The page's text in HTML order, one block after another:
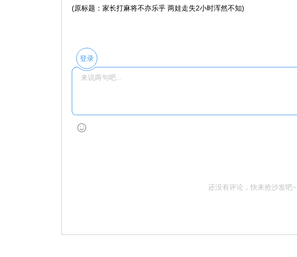
(原标题：家长打麻将不亦乐乎 两娃走失2小时浑然不知)
登录
还没有评论，快来抢沙发吧~